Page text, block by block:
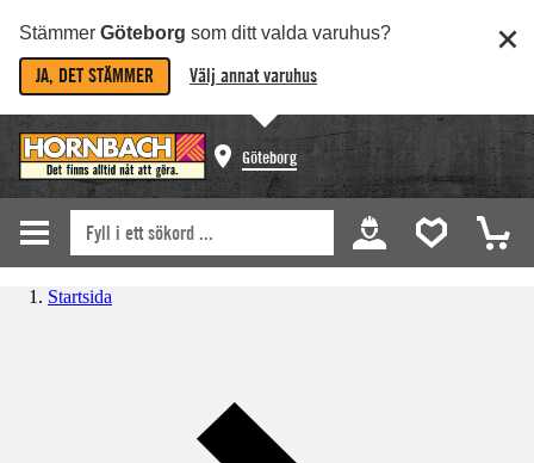
Stämmer Göteborg som ditt valda varuhus?
JA, DET STÄMMER Välj annat varuhus
Göteborg
Startsida